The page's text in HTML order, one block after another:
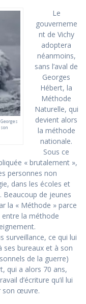
Le
gouverneme
nt de Vichy
adoptera
néanmoins,
sans l’aval de
Georges
Hébert, la
Méthode
Naturelle, qui
devient alors
la méthode
nationale.
Sous ce
« brutalement »,
personnes non
dans les écoles et
Beaucoup de jeunes
la « Méthode » parce
entre la méthode
surveillance, ce qui lui
ses bureaux et à son
de la guerre)
qui a alors 70 ans,
d’écriture qu’il lui
son œuvre.